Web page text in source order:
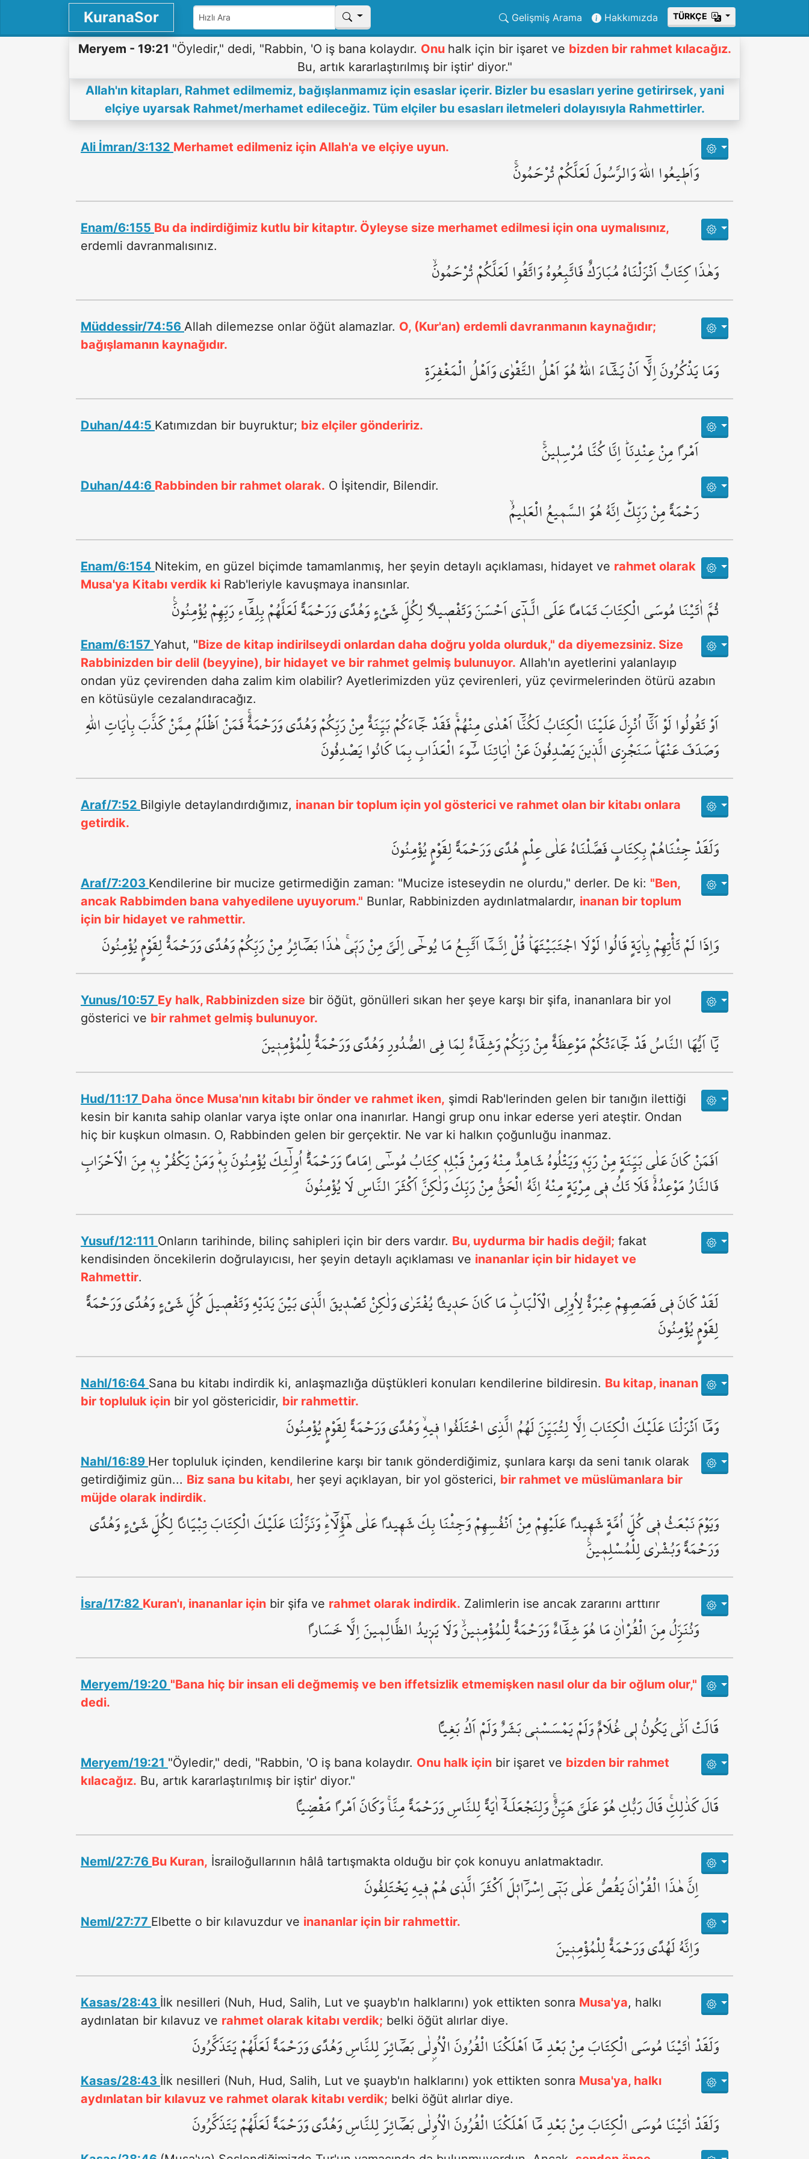
KuranaSor Gelişmiş Arama Hakkımızda ТÜRKÇE
Meryem - 19:21 "Öyledir," dedi, "Rabbin, 'O iş bana kolaydır. Onu halk için bir işaret ve bizden bir rahmet kılacağız.
Bu, artık kararlaştırılmış bir iştir' diyor."
Allah'ın kitapları, Rahmet edilmemiz, bağışlanmamız için esaslar içerir. Bizler bu esasları yerine getirirsek, yani
elçiye uyarsak Rahmet/merhamet edileceğiz. Tüm elçiler bu esasları iletmeleri dolayısıyla Rahmettirler.
Ali İmran/3:132 Merhamet edilmeniz için Allah'a ve elçiye uyun.
وَاَط۪يعُوا اللّٰهَ وَالرَّسُولَ لَعَلَّكُمْ تُرْحَمُونَۚ
Enam/6:155 Bu da indirdiğimiz kutlu bir kitaptır. Öyleyse size merhamet edilmesi için ona uymalısınız,
erdemli davranmalısınız.
وَهٰذَا كِتَابٌ اَنْزَلْنَاهُ مُبَارَكٌ فَاتَّبِعُوهُ وَاتَّقُوا لَعَلَّكُمْ تُرْحَمُونَۙ
Müddessir/74:56 Allah dilemezse onlar öğüt alamazlar. O, (Kur'an) erdemli davranmanın kaynağıdır;
bağışlamanın kaynağıdır.
وَمَا يَذْكُرُونَ اِلَّٓا اَنْ يَشَٓاءَ اللّٰهُۜ هُوَ اَهْلُ التَّقْوٰى وَاَهْلُ الْمَغْفِرَةِ
Duhan/44:5 Katımızdan bir buyruktur; biz elçiler göndeririz.
اَمْراً مِنْ عِنْدِنَاۜ اِنَّا كُنَّا مُرْسِل۪ينَۚ
Duhan/44:6 Rabbinden bir rahmet olarak. O İşitendir, Bilendir.
رَحْمَةً مِنْ رَبِّكَۜ اِنَّهُ هُوَ السَّم۪يعُ الْعَل۪يمُۙ
Enam/6:154 Nitekim, en güzel biçimde tamamlanmış, her şeyin detaylı açıklaması, hidayet ve rahmet olarak
Musa'ya Kitabı verdik ki Rab'leriyle kavuşmaya inansınlar.
ثُمَّ اٰتَيْنَا مُوسَى الْكِتَابَ تَمَاماً عَلَى الَّـذ۪ٓي اَحْسَنَ وَتَفْص۪يلاً لِكُلِّ شَيْءٍ وَهُدًى وَرَحْمَةً لَعَلَّهُمْ بِلِقَٓاءِ رَبِّهِمْ يُؤْمِنُونَ۟
Enam/6:157 Yahut, "Bize de kitap indirilseydi onlardan daha doğru yolda olurduk," da diyemezsiniz. Size
Rabbinizden bir delil (beyyine), bir hidayet ve bir rahmet gelmiş bulunuyor. Allah'ın ayetlerini yalanlayıp
ondan yüz çevirenden daha zalim kim olabilir? Ayetlerimizden yüz çevirenleri, yüz çevirmelerinden ötürü azabın
en kötüsüyle cezalandıracağız.
اَوْ تَقُولُوا لَوْ اَنَّٓا اُنْزِلَ عَلَيْنَا الْكِتَابُ لَكُنَّٓا اَهْدٰى مِنْهُمْۚ فَقَدْ جَٓاءَكُمْ بَيِّنَةٌ مِنْ رَبِّكُمْ وَهُدًى وَرَحْمَةٌۚ فَمَنْ اَظْلَمُ مِمَّنْ كَذَّبَ بِاٰيَاتِ اللّٰهِ
وَصَدَفَ عَنْهَاۜ سَنَجْزِي الَّذ۪ينَ يَصْدِفُونَ عَنْ اٰيَاتِنَا سُٓوءَ الْعَذَابِ بِمَا كَانُوا يَصْدِفُونَ
Araf/7:52 Bilgiyle detaylandırdığımız, inanan bir toplum için yol gösterici ve rahmet olan bir kitabı onlara
getirdik.
وَلَقَدْ جِئْنَاهُمْ بِكِتَابٍ فَصَّلْنَاهُ عَلٰى عِلْمٍ هُدًى وَرَحْمَةً لِقَوْمٍ يُؤْمِنُونَ
Araf/7:203 Kendilerine bir mucize getirmediğin zaman: "Mucize isteseydin ne olurdu," derler. De ki: "Ben,
ancak Rabbimden bana vahyedilene uyuyorum." Bunlar, Rabbinizden aydınlatmalardır, inanan bir toplum
için bir hidayet ve rahmettir.
وَاِذَا لَمْ تَأْتِهِمْ بِاٰيَةٍ قَالُوا لَوْلَا اجْتَبَيْتَهَاۜ قُلْ اِنَّـمَٓا اَتَّبِـعُ مَا يُوحٰٓى اِلَيَّ مِنْ رَبّ۪يۚ هٰذَا بَصَٓائِرُ مِنْ رَبِّكُمْ وَهُدًى وَرَحْمَةٌ لِقَوْمٍ يُؤْمِنُونَ
Yunus/10:57 Ey halk, Rabbinizden size bir öğüt, gönülleri sıkan her şeye karşı bir şifa, inananlara bir yol
gösterici ve bir rahmet gelmiş bulunuyor.
يَٓا اَيُّهَا النَّاسُ قَدْ جَٓاءَتْكُمْ مَوْعِظَةٌ مِنْ رَبِّكُمْ وَشِفَٓاءٌ لِمَا فِي الصُّدُورِ وَهُدًى وَرَحْمَةٌ لِلْمُؤْمِن۪ينَ
Hud/11:17 Daha önce Musa'nın kitabı bir önder ve rahmet iken, şimdi Rab'lerinden gelen bir tanığın ilettiği
kesin bir kanıta sahip olanlar varya işte onlar ona inanırlar. Hangi grup onu inkar ederse yeri ateştir. Ondan
hiç bir kuşkun olmasın. O, Rabbinden gelen bir gerçektir. Ne var ki halkın çoğunluğu inanmaz.
اَفَمَنْ كَانَ عَلٰى بَيِّنَةٍ مِنْ رَبِّه۪ وَيَتْلُوهُ شَاهِدٌ مِنْهُ وَمِنْ قَبْلِه۪ كِتَابُ مُوسٰٓى اِمَاماً وَرَحْمَةًۜ اُو۬لٰٓئِكَ يُؤْمِنُونَ بِه۪ۜ وَمَنْ يَكْفُرْ بِه۪ مِنَ الْاَحْزَابِ
فَالنَّارُ مَوْعِدُهُۚ فَلَا تَكُ ف۪ي مِرْيَةٍ مِنْهُ اِنَّهُ الْحَقُّ مِنْ رَبِّكَ وَلٰكِنَّ اَكْثَرَ النَّاسِ لَا يُؤْمِنُونَ
Yusuf/12:111 Onların tarihinde, bilinç sahipleri için bir ders vardır. Bu, uydurma bir hadis değil; fakat
kendisinden öncekilerin doğrulayıcısı, her şeyin detaylı açıklaması ve inananlar için bir hidayet ve
Rahmettir.
لَقَدْ كَانَ ف۪ي قَصَصِهِمْ عِبْرَةٌ لِاُو۬لِي الْاَلْبَابِۜ مَا كَانَ حَد۪يثاً يُفْتَرٰى وَلٰكِنْ تَصْد۪يقَ الَّذ۪ي بَيْنَ يَدَيْهِ وَتَفْص۪يلَ كُلِّ شَيْءٍ وَهُدًى وَرَحْمَةً
لِقَوْمٍ يُؤْمِنُونَ
Nahl/16:64 Sana bu kitabı indirdik ki, anlaşmazlığa düştükleri konuları kendilerine bildiresin. Bu kitap, inanan
bir topluluk için bir yol göstericidir, bir rahmettir.
وَمَٓا اَنْزَلْنَا عَلَيْكَ الْكِتَابَ اِلَّا لِتُبَيِّنَ لَهُمُ الَّذِي اخْتَلَفُوا ف۪يهِۙ وَهُدًى وَرَحْمَةً لِقَوْمٍ يُؤْمِنُونَ
Nahl/16:89 Her topluluk içinden, kendilerine karşı bir tanık gönderdiğimiz, şunlara karşı da seni tanık olarak
getirdiğimiz gün... Biz sana bu kitabı, her şeyi açıklayan, bir yol gösterici, bir rahmet ve müslümanlara bir
müjde olarak indirdik.
وَيَوْمَ نَبْعَثُ ف۪ي كُلِّ اُمَّةٍ شَه۪يداً عَلَيْهِمْ مِنْ اَنْفُسِهِمْ وَجِئْنَا بِكَ شَه۪يداً عَلٰى هٰٓؤُ۬لَٓاءِۜ وَنَزَّلْنَا عَلَيْكَ الْكِتَابَ تِبْيَاناً لِكُلِّ شَيْءٍ وَهُدًى
وَرَحْمَةً وَبُشْرٰى لِلْمُسْلِم۪ينَ۟
İsra/17:82 Kuran'ı, inananlar için bir şifa ve rahmet olarak indirdik. Zalimlerin ise ancak zararını arttırır
وَنُنَزِّلُ مِنَ الْقُرْاٰنِ مَا هُوَ شِفَٓاءٌ وَرَحْمَةٌ لِلْمُؤْمِن۪ينَۙ وَلَا يَز۪يدُ الظَّالِم۪ينَ اِلَّا خَسَاراً
Meryem/19:20 "Bana hiç bir insan eli değmemiş ve ben iffetsizlik etmemişken nasıl olur da bir oğlum olur,"
dedi.
قَالَتْ اَنّٰى يَكُونُ ل۪ي غُلَامٌ وَلَمْ يَمْسَسْن۪ي بَشَرٌ وَلَمْ اَكُ بَغِياًّ
Meryem/19:21 "Öyledir," dedi, "Rabbin, 'O iş bana kolaydır. Onu halk için bir işaret ve bizden bir rahmet
kılacağız. Bu, artık kararlaştırılmış bir iştir' diyor."
قَالَ كَذٰلِكِۚ قَالَ رَبُّكِ هُوَ عَلَيَّ هَيِّنٌۚ وَلِنَجْعَلَـهُٓ اٰيَةً لِلنَّاسِ وَرَحْمَةً مِنَّاۚ وَكَانَ اَمْراً مَقْضِياًّ
Neml/27:76 Bu Kuran, İsrailoğullarının hâlâ tartışmakta olduğu bir çok konuyu anlatmaktadır.
اِنَّ هٰذَا الْقُرْاٰنَ يَقُصُّ عَلٰى بَن۪ٓي اِسْرَٓائ۪لَ اَكْثَرَ الَّذ۪ي هُمْ ف۪يهِ يَخْتَلِفُونَ
Neml/27:77 Elbette o bir kılavuzdur ve inananlar için bir rahmettir.
وَاِنَّهُ لَهُدًى وَرَحْمَةٌ لِلْمُؤْمِن۪ينَ
Kasas/28:43 İlk nesilleri (Nuh, Hud, Salih, Lut ve şuayb'ın halklarını) yok ettikten sonra Musa'ya, halkı
aydınlatan bir kılavuz ve rahmet olarak kitabı verdik; belki öğüt alırlar diye.
وَلَقَدْ اٰتَيْنَا مُوسَى الْكِتَابَ مِنْ بَعْدِ مَٓا اَهْلَكْنَا الْقُرُونَ الْاُو۫لٰى بَصَٓائِرَ لِلنَّاسِ وَهُدًى وَرَحْمَةً لَعَلَّهُمْ يَتَذَكَّرُونَ
Kasas/28:43 İlk nesilleri (Nuh, Hud, Salih, Lut ve şuayb'ın halklarını) yok ettikten sonra Musa'ya, halkı
aydınlatan bir kılavuz ve rahmet olarak kitabı verdik; belki öğüt alırlar diye.
وَلَقَدْ اٰتَيْنَا مُوسَى الْكِتَابَ مِنْ بَعْدِ مَٓا اَهْلَكْنَا الْقُرُونَ الْاُو۫لٰى بَصَٓائِرَ لِلنَّاسِ وَهُدًى وَرَحْمَةً لَعَلَّهُمْ يَتَذَكَّرُونَ